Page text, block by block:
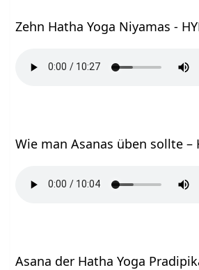
Zehn Hatha Yoga Niyamas -
Wie man Asanas üben sollte –
Asana der Hatha Yoga